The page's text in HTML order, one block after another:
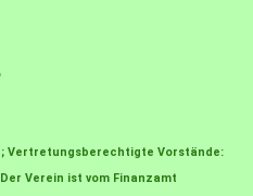
Vertretungsberechtigte Vorstände:
Verein ist vom Finanzamt